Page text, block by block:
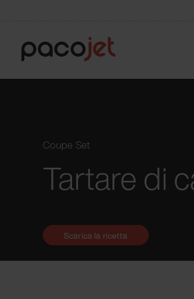
Coupe Set
Tartare di
Scarica la ricetta